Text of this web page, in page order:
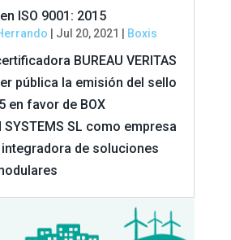
ISO 9001: 2015
Jul 20, 2021 Boxis
BUREAU VERITAS
pública la emisión del sello
en favor de BOX
SYSTEMS SL como empresa
de soluciones